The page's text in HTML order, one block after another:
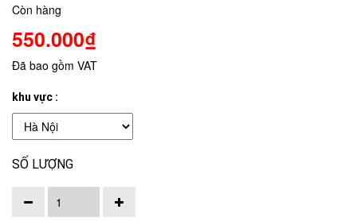
Còn hàng
550.000₫
Đã bao gồm VAT
khu vực :
SỐ LƯỢNG